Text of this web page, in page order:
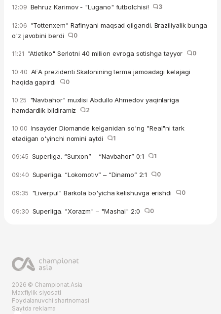
12:09 Behruz Karimov - "Lugano" futbolchisi! 3
12:06 "Tottenxem" Rafinyani maqsad qilgandi. Braziliyalik bunga
o'z javobini berdi
0
11:21 "Atletiko" Serlotni 40 million evroga sotishga tayyor 0
10:40 AFA prezidenti Skalonining terma jamoadagi kelajagi
haqida gapirdi
0
10:25 "Navbahor" muxlisi Abdullo Ahmedov yaqinlariga
hamdardlik bildiramiz
2
10:00 Insayder Diomande kelganidan so'ng "Real"ni tark
etadigan o'yinchi nomini aytdi
1
09:45 Superliga. “Surxon” – “Navbahor” 0:1 1
09:40 Superliga. “Lokomotiv” – “Dinamo” 2:1 0
09:35 "Liverpul" Barkola bo'yicha kelishuvga erishdi 0
09:30 Superliga. "Xorazm" – "Mashal" 2:0 0
2026 © Championat.Asia
Maxfiylik siyosati
Foydalanuvchi shartnomasi
Saytda reklama